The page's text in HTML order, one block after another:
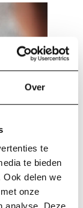
Over
te
te bieden
Ook delen we
onze